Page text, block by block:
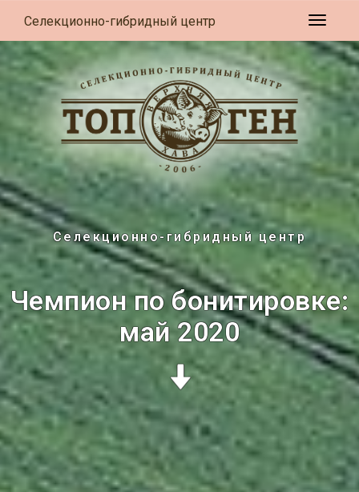
Селекционно-гибридный центр
Селекционно-гибридный центр
Чемпион по бонитировке:
май 2020